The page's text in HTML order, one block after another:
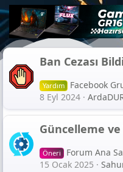
Ban Cezası
Yardım
Facebook
8 Eyl 2024
Güncelleme
Öneri
Forum Ana
15 Ocak 2025